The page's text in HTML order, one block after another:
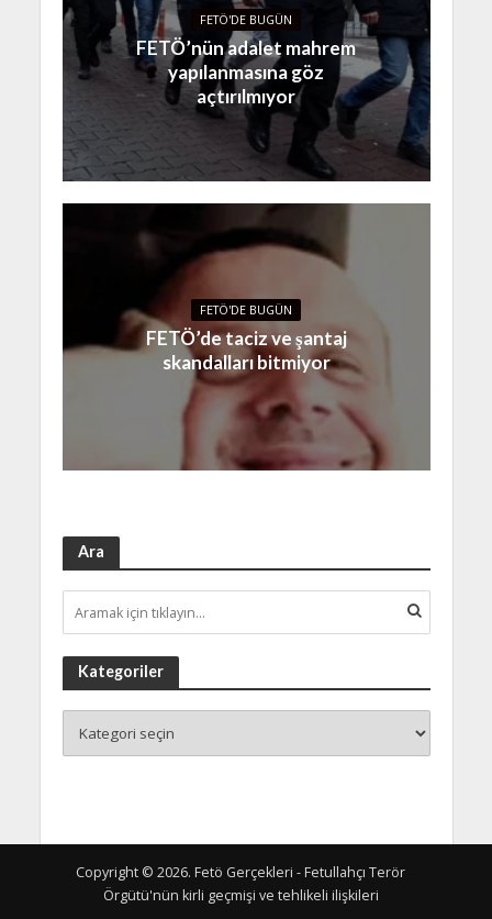
FETÖ'DE BUGÜN
FETÖ’nün adalet mahrem
yapılanmasına göz
açtırılmıyor
FETÖ'DE BUGÜN
FETÖ’de taciz ve şantaj
skandalları bitmiyor
Ara
Kategoriler
Copyright © 2026. Fetö Gerçekleri - Fetullahçı Terör
Örgütü'nün kirli geçmişi ve tehlikeli ilişkileri